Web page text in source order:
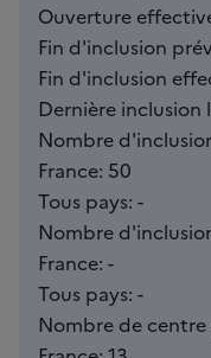
Ouverture
Fin d'inclusion
Fin d'inclusion
Dernière inclusion
Nombre
France: 50
Tous pays: -
Nombre
France: -
Tous pays: -
Nombre de centre